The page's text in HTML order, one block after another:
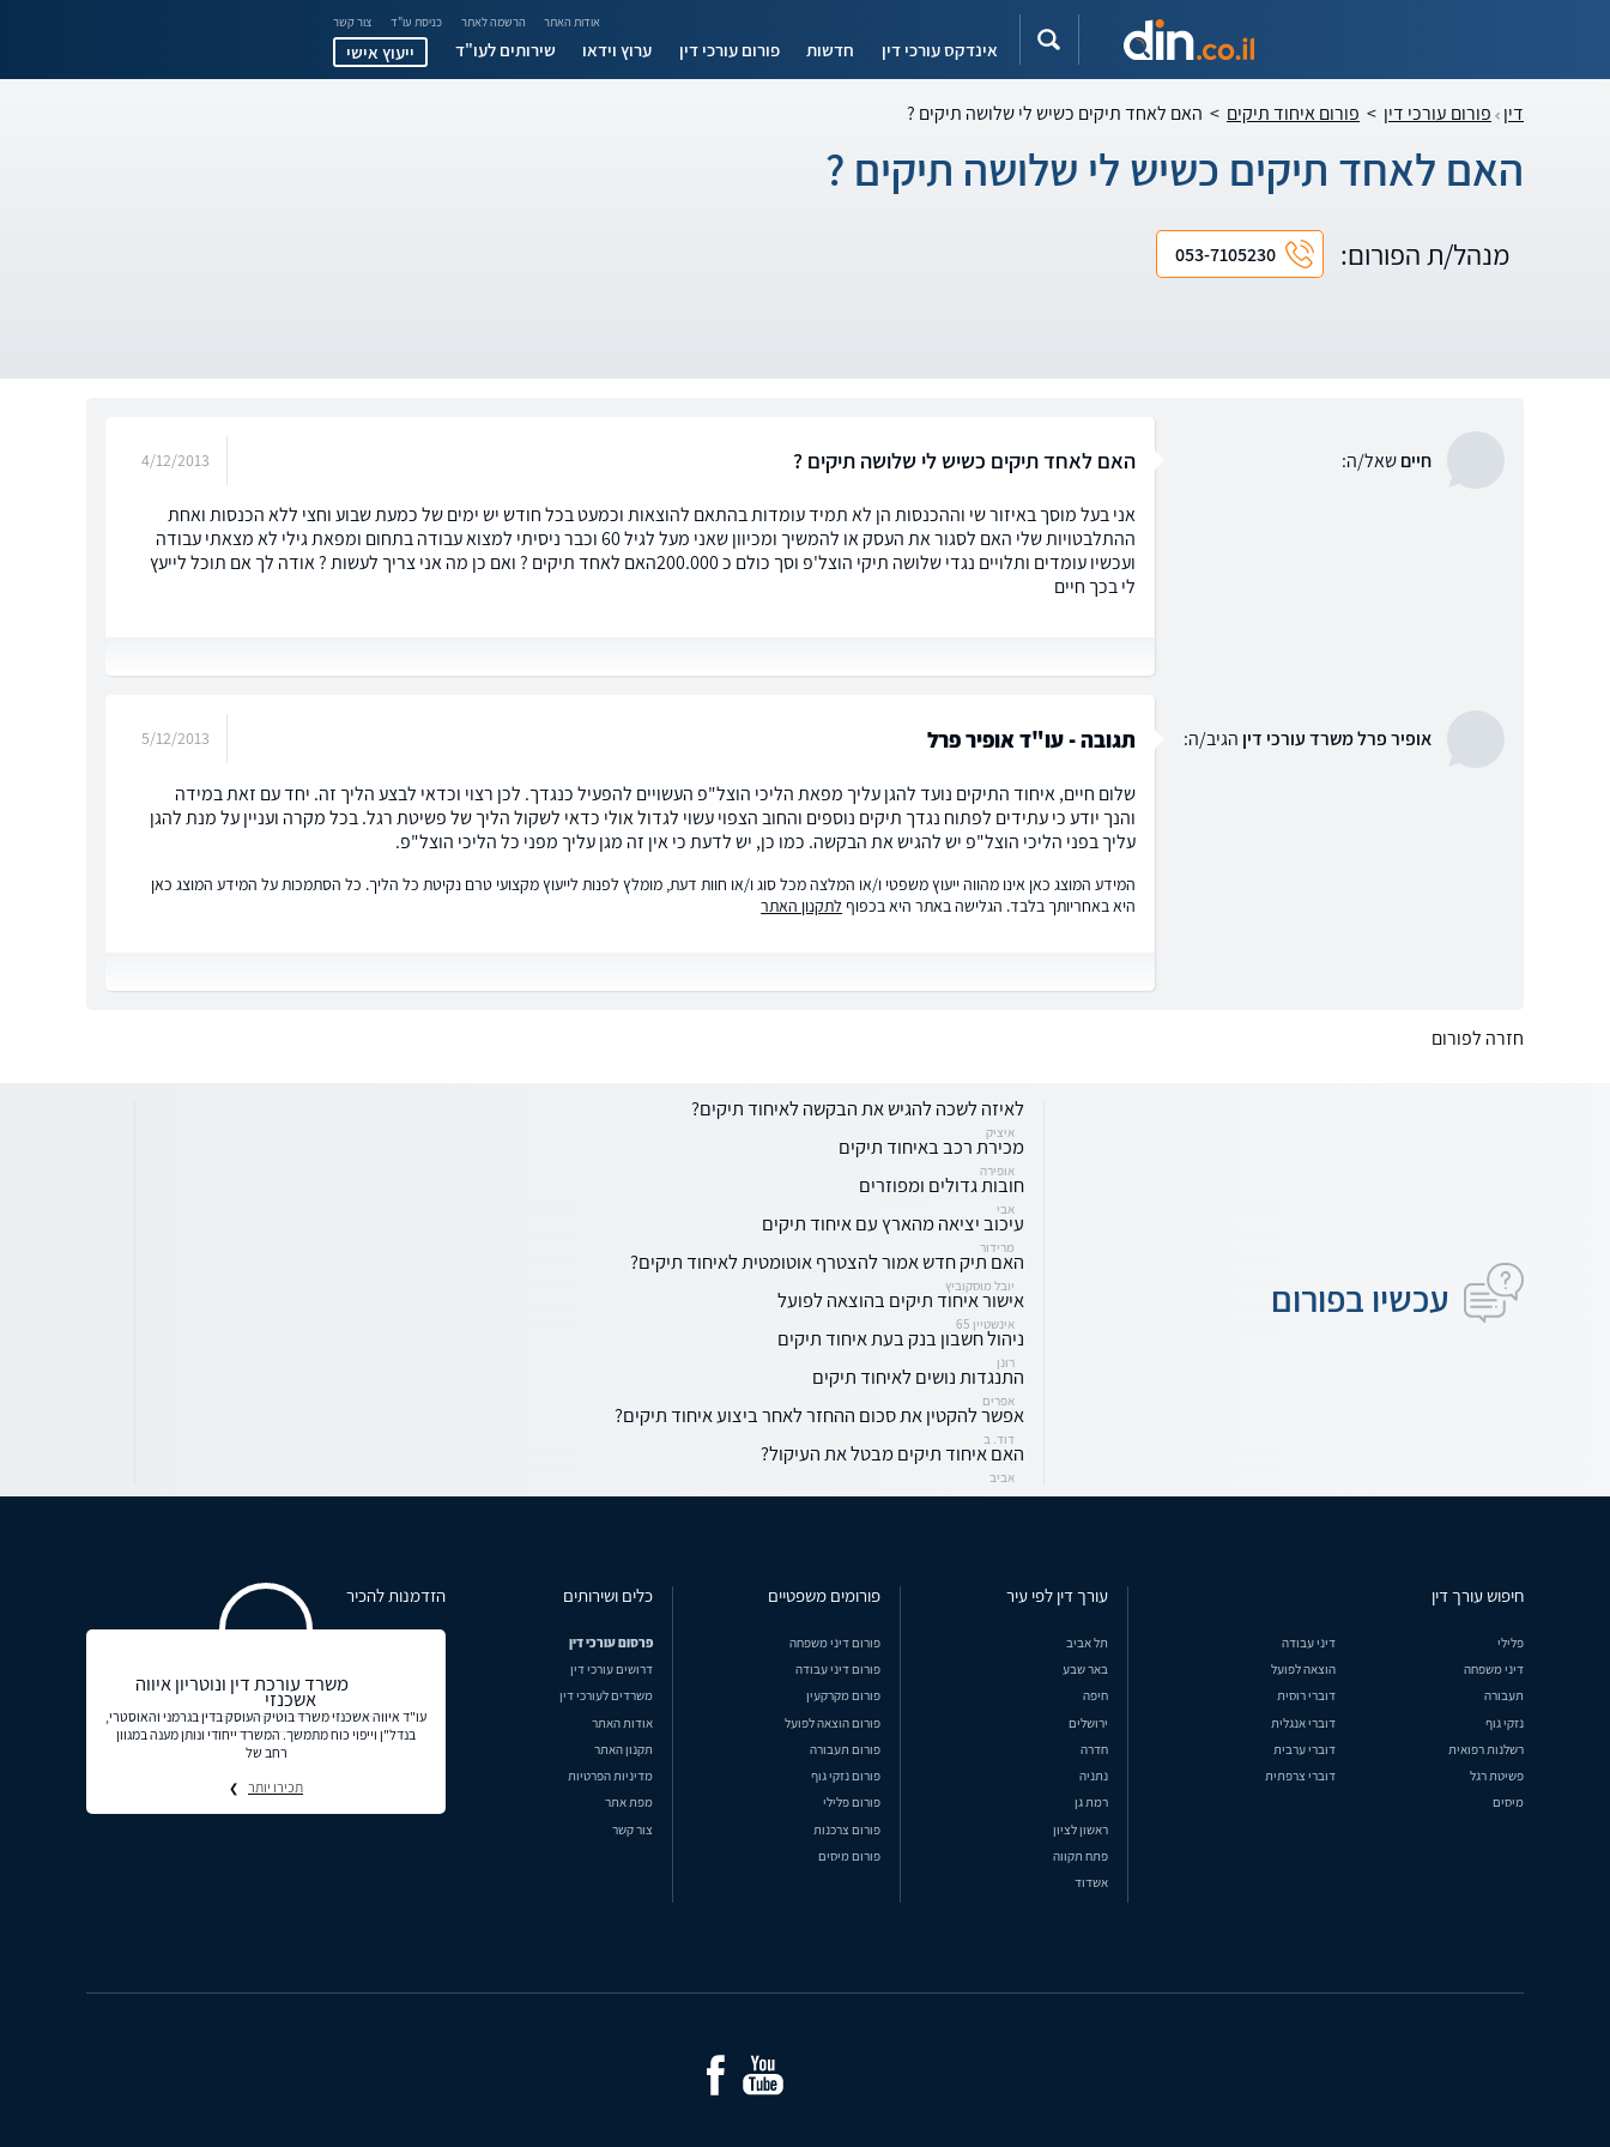
אודות האתר הרשמה לאתר כניסת עו"ד צור קשר
אינדקס עורכי דין חדשות פורום עורכי דין ערוץ וידאו שירותים לעו"ד ייעוץ אישי
דין פורום עורכי דין > פורום איחוד תיקים > האם לאחד תיקים כשיש לי שלושה תיקים ?
האם לאחד תיקים כשיש לי שלושה תיקים ?
מנהל/ת הפורום: 053-7105230
חייםשאל/ה: האם לאחד תיקים כשיש לי שלושה תיקים ? 4/12/2013
אני בעל מוסך באיזור שי וההכנסות הן לא תמיד עומדות בהתאם להוצאות וכמעט בכל חודש יש ימים של כמעת שבוע וחצי ללא הכנסות ואחת
ההתלבטויות שלי האם לסגור את העסק או להמשיך ומכיוון שאני מעל לגיל 60 וכבר ניסיתי למצוא עבודה בתחום ומפאת גילי לא מצאתי עבודה
ועכשיו עומדים ותלויים נגדי שלושה תיקי הוצל'פ וסך כולם כ 200.000האם לאחד תיקים ? ואם כן מה אני צריך לעשות ? אודה לך אם תוכל לייעץ
לי בכך חיים
אופיר פרל משרד עורכי דין הגיב/ה: תגובה - עו"ד אופיר פרל 5/12/2013
שלום חיים, איחוד התיקים נועד להגן עליך מפאת הליכי הוצל"פ העשויים להפעיל כנגדך. לכן רצוי וכדאי לבצע הליך זה. יחד עם זאת במידה
והנך יודע כי עתידים לפתוח נגדך תיקים נוספים והחוב הצפוי עשוי לגדול אולי כדאי לשקול הליך של פשיטת רגל. בכל מקרה ועניין על מנת להגן
עליך בפני הליכי הוצל"פ יש להגיש את הבקשה. כמו כן, יש לדעת כי אין זה מגן עליך מפני כל הליכי הוצל"פ.
המידע המוצג כאן אינו מהווה ייעוץ משפטי ו/או המלצה מכל סוג ו/או חוות דעת, מומלץ לפנות לייעוץ מקצועי טרם נקיטת כל הליך. כל הסתמכות על המידע המוצג כאן
היא באחריותך בלבד. הגלישה באתר היא בכפוף לתקנון האתר
חזרה לפורום
עכשיו בפורום
לאיזה לשכה להגיש את הבקשה לאיחוד תיקים?
איציק
מכירת רכב באיחוד תיקים
אופירה
חובות גדולים ומפוזרים
אבי
עיכוב יציאה מהארץ עם איחוד תיקים
מרידור
האם תיק חדש אמור להצטרף אוטומטית לאיחוד תיקים?
יובל מוסקוביץ
אישור איחוד תיקים בהוצאה לפועל
אינשטיין 65
ניהול חשבון בנק בעת איחוד תיקים
רונן
התנגדות נושים לאיחוד תיקים
אפרים
אפשר להקטין את סכום ההחזר לאחר ביצוע איחוד תיקים?
דוד. ב
האם איחוד תיקים מבטל את העיקול?
אביב
חיפוש עורך דין
פלילי
דיני עבודה
דיני משפחה
הוצאה לפועל
תעבורה
דוברי רוסית
נזקי גוף
דוברי אנגלית
רשלנות רפואית
דוברי ערבית
פשיטת רגל
דוברי צרפתית
מיסים
עורך דין לפי עיר
תל אביב
באר שבע
חיפה
ירושלים
חדרה
נתניה
רמת גן
ראשון לציון
פתח תקווה
אשדוד
פורומים משפטיים
פורום דיני משפחה
פורום דיני עבודה
פורום מקרקעין
פורום הוצאה לפועל
פורום תעבורה
פורום נזקי גוף
פורום פלילי
פורום צרכנות
פורום מיסים
כלים ושירותים
פרסום עורכי דין
דרושים עורכי דין
משרדים לעורכי דין
אודות האתר
תקנון האתר
מדיניות הפרטיות
מפת אתר
צור קשר
הזדמנות להכיר
משרד עורכת דין ונוטריון איווה
אשכנזי
עו"ד איווה אשכנזי משרד בוטיק העוסק בדין בגרמני והאוסטרי,
בנדל"ן וייפוי כוח מתמשך. המשרד ייחודי ונותן מענה במגוון
רחב של
תכירו יותר